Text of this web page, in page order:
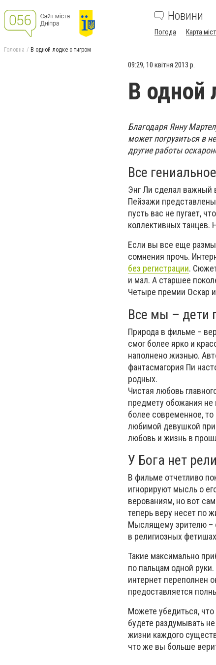
Новини
Погода Карта
Головна В одной лодке с тигром
09:29, 10 квітня 2013 р.
В одной
Благодаря Янну
может погрузиться в
другие работы
Все
Энг Ли сделал важный
Пейзажи
пусть вас не пугает,
коллективных танцев.
Если вы все еще
сомнения прочь.
без регистрации.
и мал. А старшее
Четыре премии Оскар
Все мы – дети
Природа в фильме –
смог более ярко и
наполнено жизнью.
фантасмагория Пи
родных.
Чистая любовь
предмету обожания не
более современное, то
любимой девушкой
любовь и жизнь в
У Бога нет
В фильме отчетливо
игнорируют мысль о
верованиям, но вот
теперь веру несет по
Мыслящему зрителю –
в религиозных
Такие максимально
по пальцам одной
интернет переполнен
предоставляется
Можете убедиться,
будете раздумывать
жизни каждого
что же вы больше